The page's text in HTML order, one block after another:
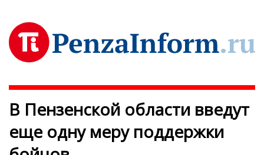
В Пензенской области введут
еще одну меру поддержки